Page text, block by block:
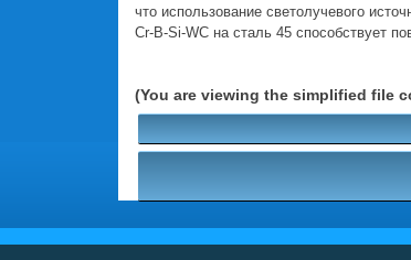
что использование светолучевого
Cr-B-Si-WC на сталь 45 способствует
(You are viewing the simplified file